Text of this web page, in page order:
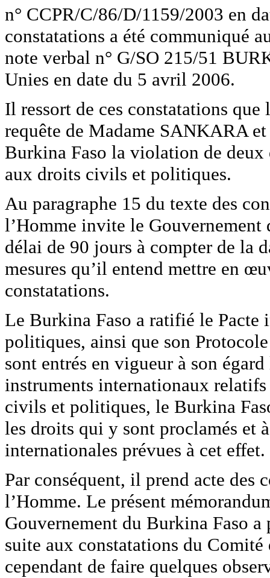
n° CCPR/C/86/D/1159/2003 en
constatations a été communiqué
note verbal n° G/SO 215/51
Unies en date du 5 avril 2006.
Il ressort de ces constatations
requête de Madame SANKARA et
Burkina Faso la violation de
aux droits civils et politiques.
Au paragraphe 15 du texte des
l’Homme invite le Gouvernement
délai de 90 jours à compter de la
mesures qu’il entend mettre en
constatations.
Le Burkina Faso a ratifié le
politiques, ainsi que son
sont entrés en vigueur à son
instruments internationaux
civils et politiques, le Burkina
les droits qui y sont proclamés et
internationales prévues à cet effet.
Par conséquent, il prend acte des
l’Homme. Le présent
Gouvernement du Burkina Faso
suite aux constatations du
cependant de faire quelques